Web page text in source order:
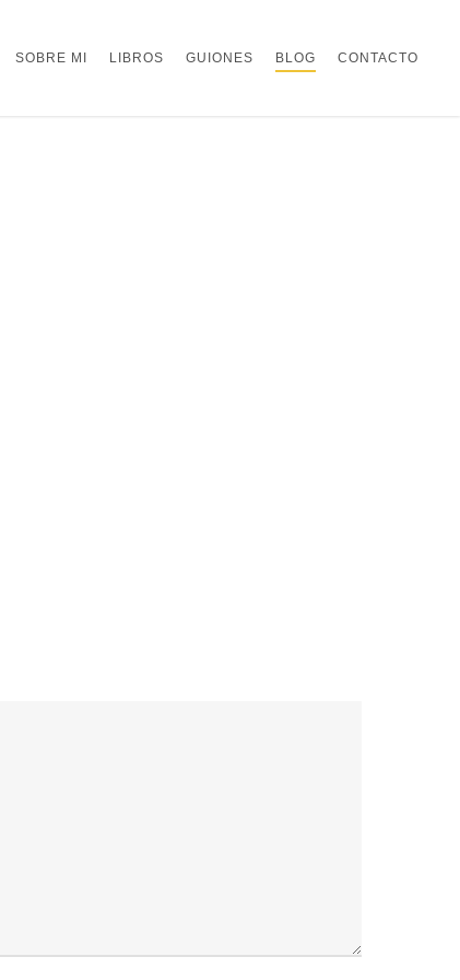
SOBRE MI LIBROS GUIONES BLOG CONTACTO